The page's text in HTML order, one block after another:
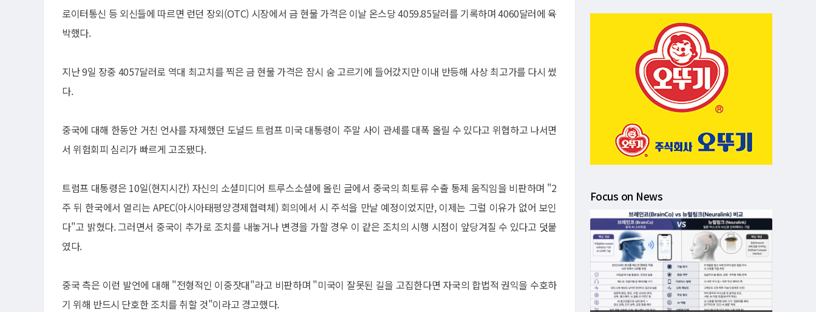
로이터통신 등 외신들에 따르면 런던 장외(OTC) 시장에서 금 현물 가격은 이날 온스당 4059.85달러를 기록하며 4060달러에 육
박했다.
지난 9일 장중 4057달러로 역대 최고치를 찍은 금 현물 가격은 잠시 숨 고르기에 들어갔지만 이내 반등해 사상 최고가를 다시 썼
다.
중국에 대해 한동안 거친 언사를 자제했던 도널드 트럼프 미국 대통령이 주말 사이 관세를 대폭 올릴 수 있다고 위협하고 나서면
서 위험회피 심리가 빠르게 고조됐다.
트럼프 대통령은 10일(현지시간) 자신의 소셜미디어 트루스소셜에 올린 글에서 중국의 희토류 수출 통제 움직임을 비판하며 "2
주 뒤 한국에서 열리는 APEC(아시아태평양경제협력체) 회의에서 시 주석을 만날 예정이었지만, 이제는 그럴 이유가 없어 보인
다"고 밝혔다. 그러면서 중국이 추가로 조치를 내놓거나 변경을 가할 경우 이 같은 조치의 시행 시점이 앞당겨질 수 있다고 덧붙
였다.
중국 측은 이런 발언에 대해 "전형적인 이중잣대"라고 비판하며 "미국이 잘못된 길을 고집한다면 자국의 합법적 권익을 수호하
기 위해 반드시 단호한 조치를 취할 것"이라고 경고했다.
Focus on News